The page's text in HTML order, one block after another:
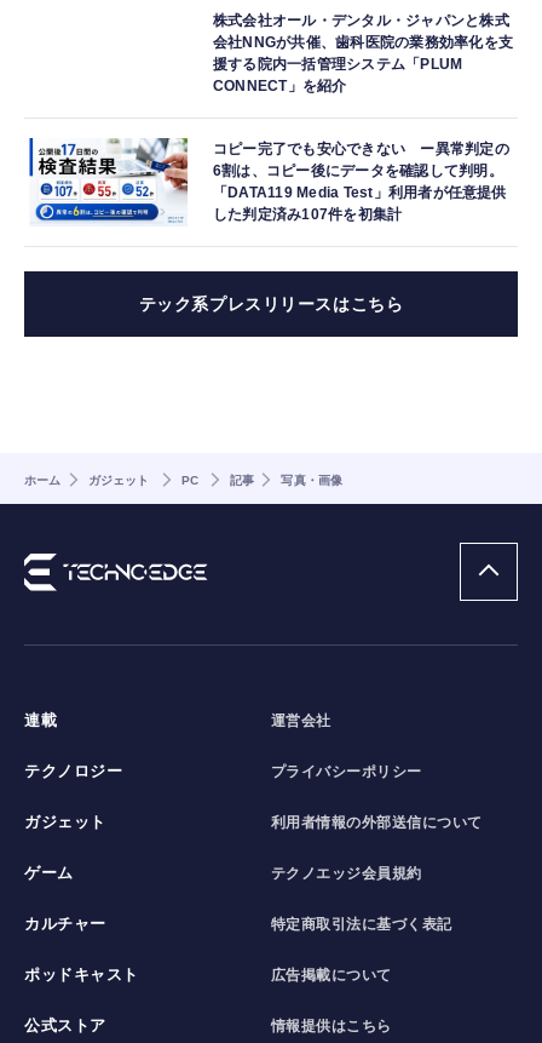
株式会社オール・デンタル・ジャパンと株式
会社NNGが共催、歯科医院の業務効率化を支
援する院内一括管理システム「PLUM
CONNECT」を紹介
コピー完了でも安心できない ー異常判定の
6割は、コピー後にデータを確認して判明。
「DATA119 Media Test」利用者が任意提供
した判定済み107件を初集計
テック系プレスリリースはこちら
ホーム ガジェット PC 記事 写真・画像
連載
テクノロジー
ガジェット
ゲーム
カルチャー
ポッドキャスト
公式ストア
運営会社
プライバシーポリシー
利用者情報の外部送信について
テクノエッジ会員規約
特定商取引法に基づく表記
広告掲載について
情報提供はこちら